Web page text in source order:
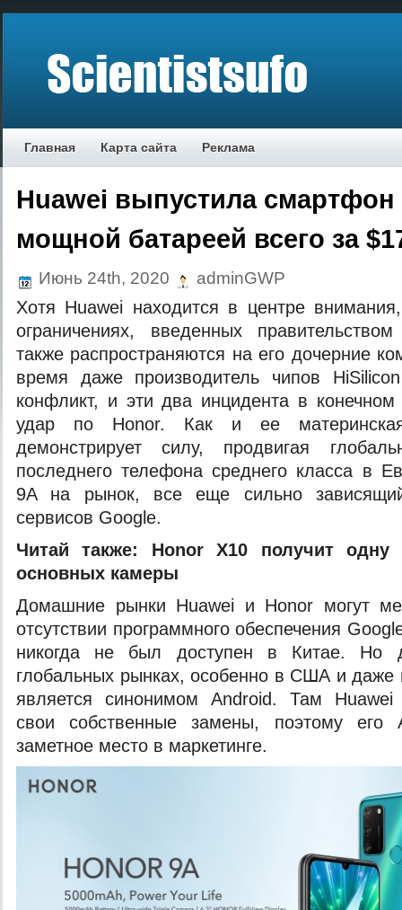
Главная Карта сайта Реклама
Huawei выпустила смартфон
мощной батареей всего за
Июнь 24th, 2020 adminGWP
Хотя Huawei находится в центре
ограничениях, введенных
также распространяются на его дочерние
время даже производитель чипов
конфликт, и эти два инцидента в конечном
удар по Honor. Как и ее
демонстрирует силу, продвигая
последнего телефона среднего класса в
9A на рынок, все еще сильно
сервисов Google.
Читай также: Honor X10 получит
основных камеры
Домашние рынки Huawei и Honor могут
отсутствии программного обеспечения
никогда не был доступен в Китае. Но
глобальных рынках, особенно в США и даже
является синонимом Android. Там Huawei
свои собственные замены, поэтому его
заметное место в маркетинге.